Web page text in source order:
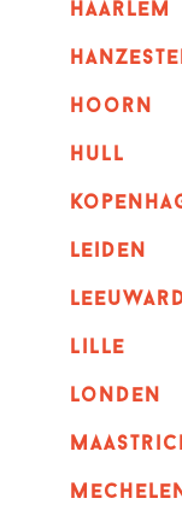
haarlem
hoorn
hull
leiden
lille
londen
mechelen